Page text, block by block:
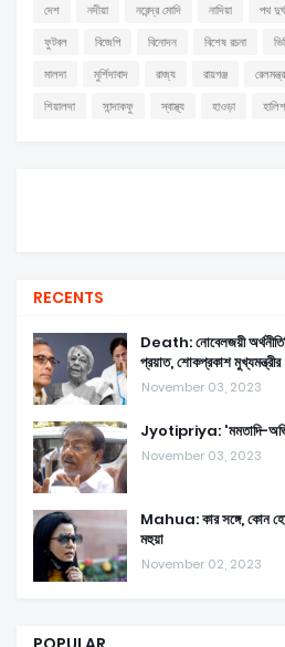
দেশ
নদীয়া নরেন্দ্র মোদি নাদিয়া পথ
ফুটবল
বিজেপি বিনোদন বিশেষ রচনা
মালদা
মুর্শিদাবাদ রাজ্য রায়গঞ্জ
শিয়ালদা
সান্দাকফু স্বাস্থ্য হাওড়া
RECENTS
Death: নোবেলজয়ী
প্রয়াত, শোকপ্রকাশ মুখ্যমন্ত্রীর
November 03, 2023
Jyotipriya: 'মমতাদি-
November 03, 2023
Mahua: কার সঙ্গে, কোন
মহুয়া
November 02, 2023